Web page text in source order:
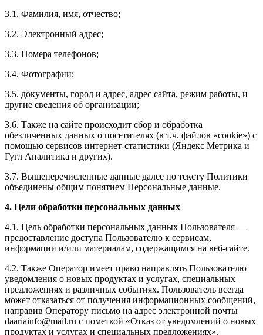
3.1. Фамилия, имя, отчество;
3.2. Электронный адрес;
3.3. Номера телефонов;
3.4. Фотографии;
3.5. документы, город и адрес, адрес сайта, режим работы, и
другие сведения об организации;
3.6. Также на сайте происходит сбор и обработка
обезличенных данных о посетителях (в т.ч. файлов «cookie») с
помощью сервисов интернет-статистики (Яндекс Метрика и
Гугл Аналитика и других).
3.7. Вышеперечисленные данные далее по тексту Политики
объединены общим понятием Персональные данные.
4. Цели обработки персональных данных
4.1. Цель обработки персональных данных Пользователя —
предоставление доступа Пользователю к сервисам,
информации и/или материалам, содержащимся на веб-сайте.
4.2. Также Оператор имеет право направлять Пользователю
уведомления о новых продуктах и услугах, специальных
предложениях и различных событиях. Пользователь всегда
может отказаться от получения информационных сообщений,
направив Оператору письмо на адрес электронной почты
daariainfo@mail.ru с пометкой «Отказ от уведомлений о новых
продуктах и услугах и специальных предложениях».